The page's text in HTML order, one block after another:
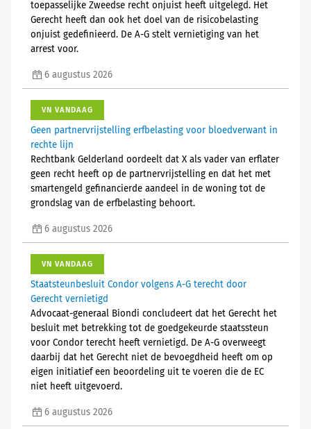
toepasselijke Zweedse recht onjuist heeft uitgelegd. Het
Gerecht heeft dan ook het doel van de risicobelasting
onjuist gedefinieerd. De A-G stelt vernietiging van het
arrest voor.
6 augustus 2026
VN VANDAAG
Geen partnervrijstelling erfbelasting voor bloedverwant in
rechte lijn
Rechtbank Gelderland oordeelt dat X als vader van erflater
geen recht heeft op de partnervrijstelling en dat het met
smartengeld gefinancierde aandeel in de woning tot de
grondslag van de erfbelasting behoort.
6 augustus 2026
VN VANDAAG
Staatsteunbesluit Condor volgens A-G terecht door
Gerecht vernietigd
Advocaat-generaal Biondi concludeert dat het Gerecht het
besluit met betrekking tot de goedgekeurde staatssteun
voor Condor terecht heeft vernietigd. De A-G overweegt
daarbij dat het Gerecht niet de bevoegdheid heeft om op
eigen initiatief een beoordeling uit te voeren die de EC
niet heeft uitgevoerd.
6 augustus 2026